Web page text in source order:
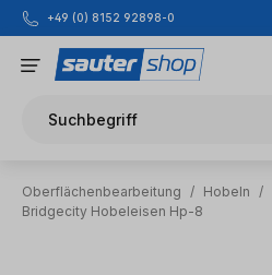
Zum Hauptinhalt springen
+49 (0) 8152 92898-0
Suchbegriff
Oberflächenbearbeitung / Hobeln /
Bridgecity Hobeleisen Hp-8